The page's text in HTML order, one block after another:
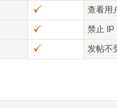
查看用
禁止 IP
发帖不